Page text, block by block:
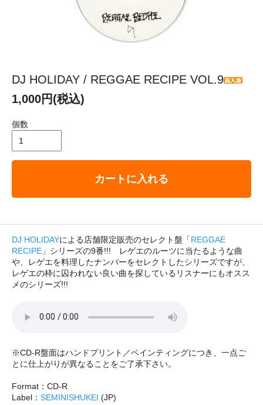
DJ HOLIDAY / REGGAE RECIPE VOL.9
1,000円(税込)
個数
カートに入れる
DJ HOLIDAYによる店舗限定販売のセレクト盤「REGGAE
RECIPE 」シリーズの9番!!! レゲエのルーツに当たるような曲
や、レゲエを料理したナンバーをセレクトしたシリーズですが、
レゲエの枠に囚われない良い曲を探しているリスナーにもオスス
メのシリーズ!!!
※CD-R盤面はハンドプリント／ペインティングにつき、一点ご
とに仕上がりが異なることをご了承下さい。
Format：CD-R
Label： SEMINISHUKEI (JP)